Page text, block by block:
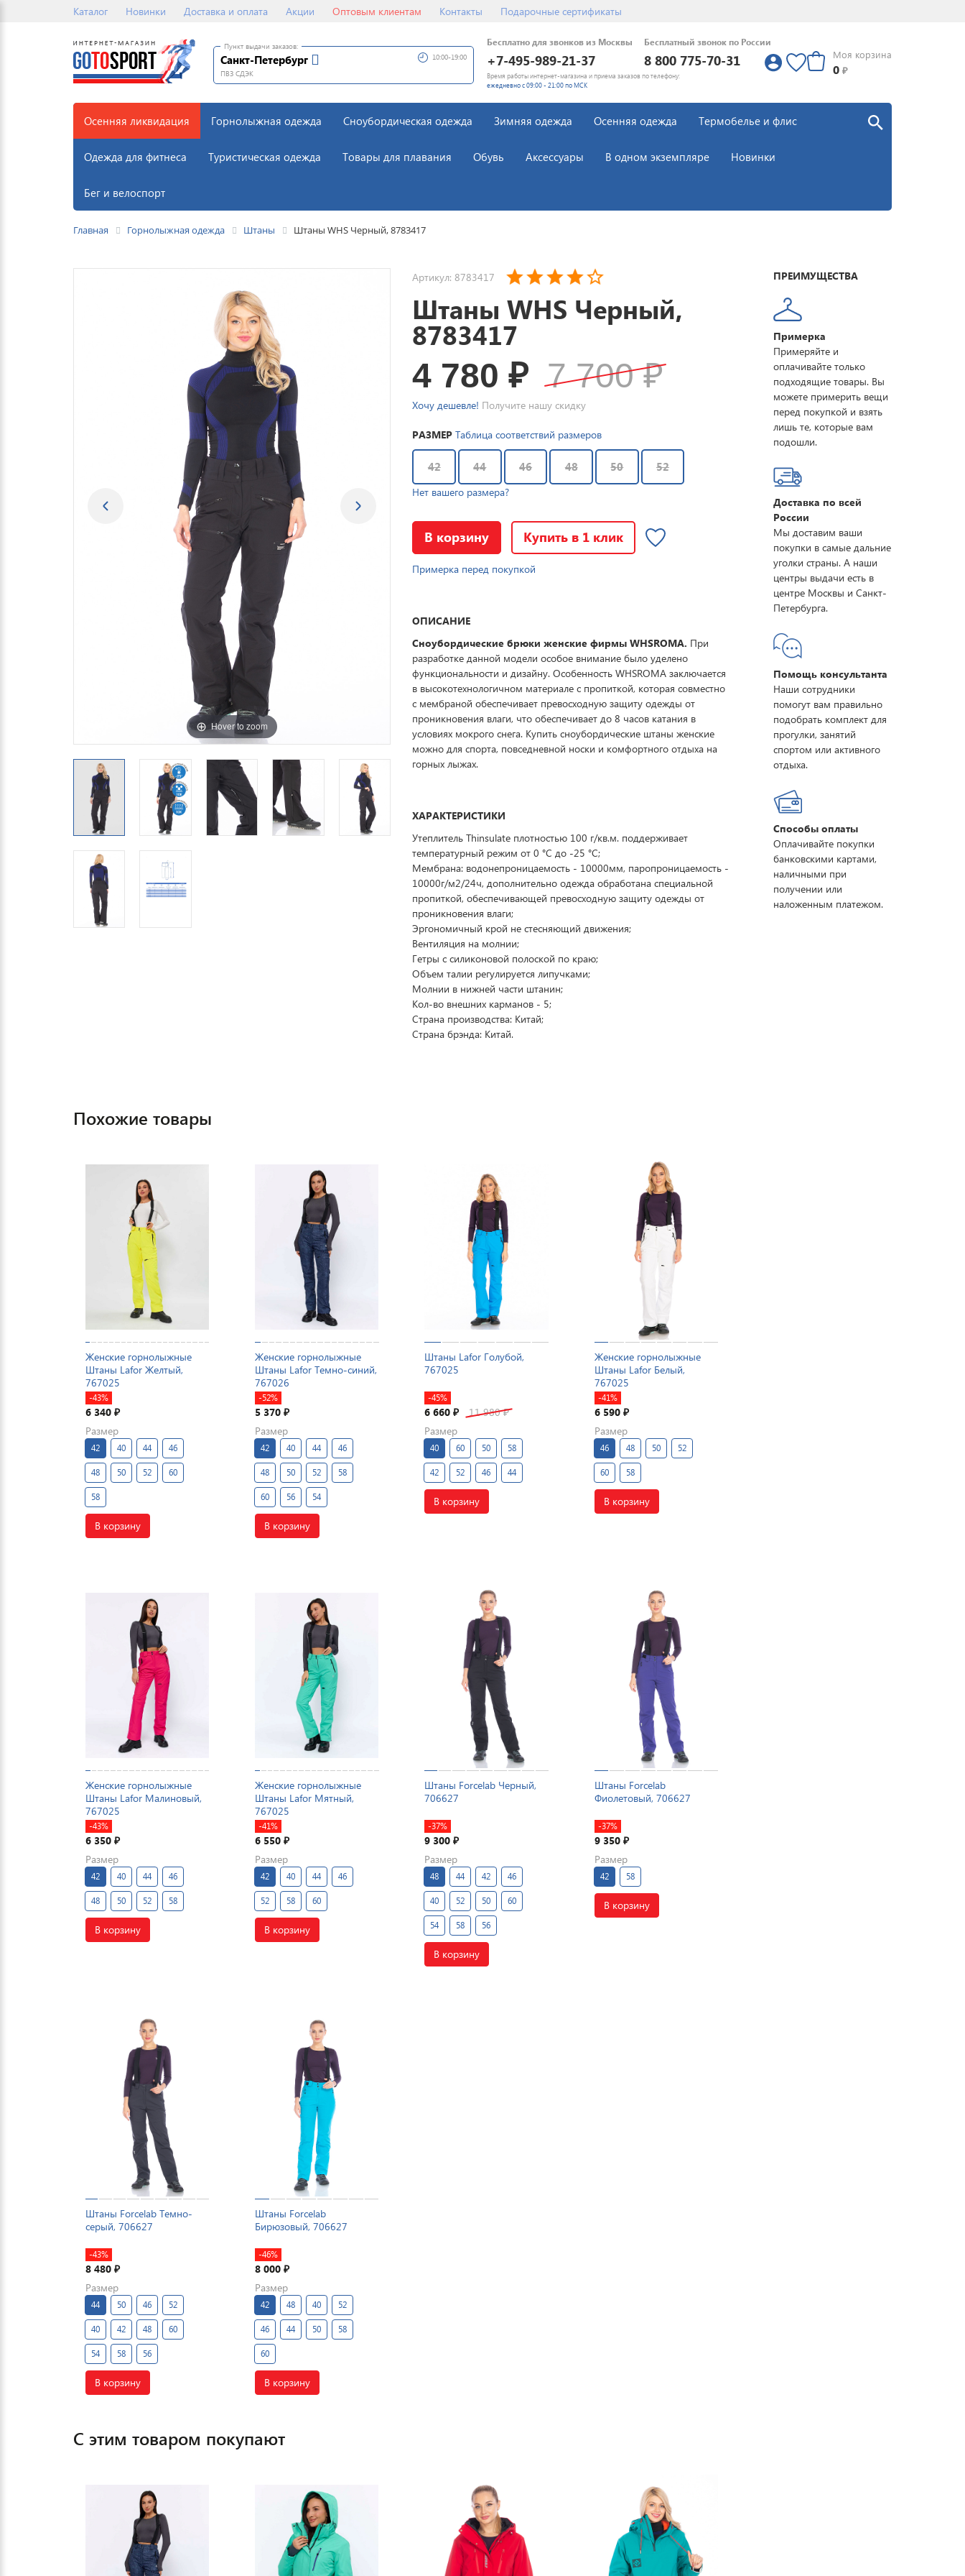
Каталог Новинки Доставка и оплата Акции Оптовым клиентам Контакты Подарочные сертификаты
Пункт выдачи заказов:
Санкт-Петербург
ПВЗ СДЭК
10:00-19:00
Бесплатно для звонков из Москвы
+7-495-989-21-37
Бесплатный звонок по России
8 800 775-70-31
Время работы интернет-магазина и приема заказов по телефону:
ежедневно с 09:00 - 21:00 по МСК
Моя корзина
0 ₽
Осенняя ликвидация Горнолыжная одежда Сноубордическая одежда Зимняя одежда Осенняя одежда Термобелье и флис
Одежда для фитнеса Туристическая одежда Товары для плавания Обувь Аксессуары В одном экземпляре Новинки
Бег и велоспорт
Главная Горнолыжная одежда Штаны Штаны WHS Черный, 8783417
Hover to zoom
Артикул: 8783417
Штаны WHS Черный,
8783417
4 780₽ 7 700₽
Хочу дешевле! Получите нашу скидку
РАЗМЕР Таблица соответствий размеров
42 44 46 48 50 52
Нет вашего размера?
В корзину Купить в 1 клик
Примерка перед покупкой
ОПИСАНИЕ
Сноубордические брюки женские фирмы WHSROMA. При
разработке данной модели особое внимание было уделено
функциональности и дизайну. Особенность WHSROMA заключается
в высокотехнологичном материале с пропиткой, которая совместно
с мембраной обеспечивает превосходную защиту одежды от
проникновения влаги, что обеспечивает до 8 часов катания в
условиях мокрого снега. Купить сноубордические штаны женские
можно для спорта, повседневной носки и комфортного отдыха на
горных лыжах.
ХАРАКТЕРИСТИКИ
Утеплитель Thinsulate плотностью 100 г/кв.м. поддерживает
температурный режим от 0 °C до -25 °C;
Мембрана: водонепроницаемость - 10000мм, паропроницаемость -
10000г/м2/24ч, дополнительно одежда обработана специальной
пропиткой, обеспечивающей превосходную защиту одежды от
проникновения влаги;
Эргономичный крой не стесняющий движения;
Вентиляция на молнии;
Гетры с силиконовой полоской по краю;
Объем талии регулируется липучками;
Молнии в нижней части штанин;
Кол-во внешних карманов - 5;
Страна производства: Китай;
Страна брэнда: Китай.
Похожие товары
Женские горнолыжные
Штаны Lafor Желтый,
767025
-43%
6 340 ₽
Размер
42 40 44 46
48 50 52 60
58
В корзину
Женские горнолыжные
Штаны Lafor Темно-синий,
767026
-52%
5 370₽
Размер
42 40 44 46
48 50 52 58
60 56 54
В корзину
Штаны Lafor Голубой,
767025
-45%
6 660₽ 11 980₽
Размер
40 60 50 58
42 52 46 44
В корзину
Женские горнолыжные
Штаны Lafor Белый,
767025
-41%
6 590 ₽
Размер
46 48 50 52
60 58
В корзину
Женские горнолыжные
Штаны Lafor Малиновый,
767025
-43%
6 350 ₽
Размер
42 40 44 46
48 50 52 58
В корзину
Женские горнолыжные
Штаны Lafor Мятный,
767025
-41%
6 550₽
Размер
42 40 44 46
52 58 60
В корзину
Штаны Forcelab Черный,
706627
-37%
9 300₽
Размер
48 44 42 46
40 52 50 60
54 58 56
В корзину
Штаны Forcelab
Фиолетовый, 706627
-37%
9 350 ₽
Размер
42 58
В корзину
Штаны Forcelab Темно-
серый, 706627
-43%
8 480 ₽
Размер
44 50 46 52
40 42 48 60
54 58 56
В корзину
Штаны Forcelab
Бирюзовый, 706627
-46%
8 000₽
Размер
42 48 40 52
46 44 50 58
60
В корзину
С этим товаром покупают
ПРЕИМУЩЕСТВА
Примерка
Примеряйте и
оплачивайте только
подходящие товары. Вы
можете примерить вещи
перед покупкой и взять
лишь те, которые вам
подошли.
Доставка по всей
России
Мы доставим ваши
покупки в самые дальние
уголки страны. А наши
центры выдачи есть в
центре Москвы и Санкт-
Петербурга.
Помощь консультанта
Наши сотрудники
помогут вам правильно
подобрать комплект для
прогулки, занятий
спортом или активного
отдыха.
Способы оплаты
Оплачивайте покупки
банковскими картами,
наличными при
получении или
наложенным платежом.